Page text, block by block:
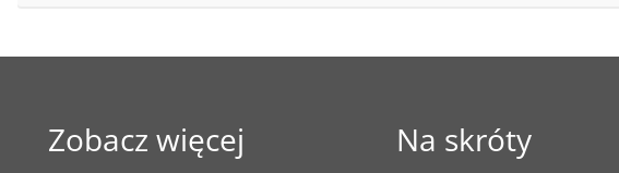
Zobacz więcej Na skróty